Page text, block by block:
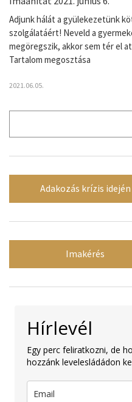
Adjunk hálát a gyülekezetünk
szolgálatáért! Neveld a
megöregszik, akkor sem tér el
Tartalom megosztása
2021.06.05.
Adakozás krízis idején
Imakérés
Hírlevél
Egy perc feliratkozni, de
hozzánk levelesládádon